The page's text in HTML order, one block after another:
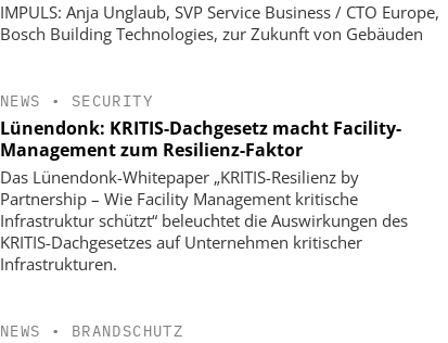
IMPULS: Anja Unglaub, SVP Service Business / CTO Europe,
Bosch Building Technologies, zur Zukunft von Gebäuden
NEWS • SECURITY
Lünendonk: KRITIS-Dachgesetz macht Facility-
Management zum Resilienz-Faktor
Das Lünendonk-Whitepaper „KRITIS-Resilienz by
Partnership – Wie Facility Management kritische
Infrastruktur schützt“ beleuchtet die Auswirkungen des
KRITIS-Dachgesetzes auf Unternehmen kritischer
Infrastrukturen.
NEWS • BRANDSCHUTZ